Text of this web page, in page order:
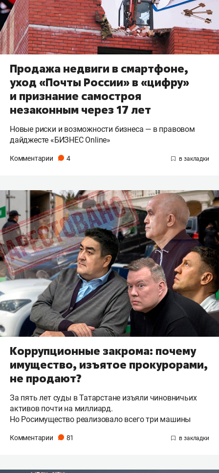
Продажа недвиги в смартфоне,
уход «Почты России» в «цифру»
и признание самостроя
незаконным через 17 лет
Новые риски и возможности бизнеса — в правовом
дайджесте «БИЗНЕС Online»
Комментарии 4
Коррупционные закрома: почему
имущество, изъятое прокурорами,
не продают?
За пять лет суды в Татарстане изъяли чиновничьих
активов почти на миллиард.
Но Росимущество реализовало всего три машины
Комментарии 81